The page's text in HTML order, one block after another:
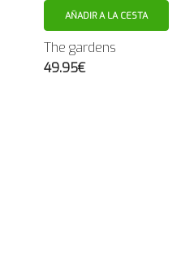
AÑADIR A LA CESTA
The gardens
49.95€